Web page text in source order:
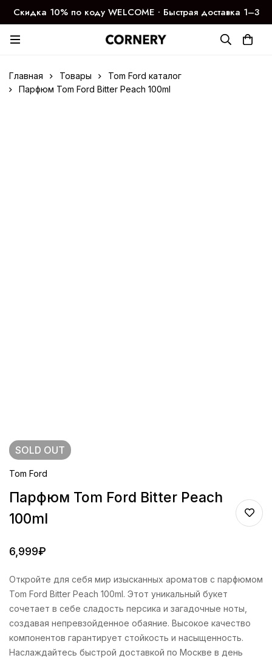
Скидка 10% по коду WELCOME ∙ Быстрая доставка 1–3
дня
Главная Товары
Tom Ford каталог
Парфюм Tom Ford Bitter Peach 100ml
SOLD OUT
Tom Ford
Парфюм Tom Ford Bitter Peach
100ml
6,999₽
Откройте для себя мир изысканных ароматов с парфюмом
Tom Ford Bitter Peach 100ml. Этот уникальный букет
сочетает в себе сладость персика и загадочные ноты,
создавая непревзойденное обаяние. Высокое качество
компонентов гарантирует стойкость и насыщенность.
Наслаждайтесь быстрой доставкой по Москве в день